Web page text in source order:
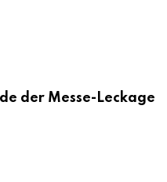
der Messe-Leckage